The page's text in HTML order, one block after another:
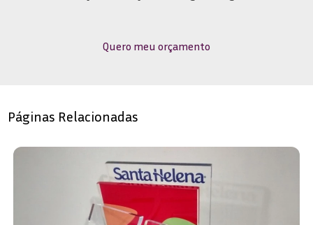
Quero meu orçamento
Páginas Relacionadas